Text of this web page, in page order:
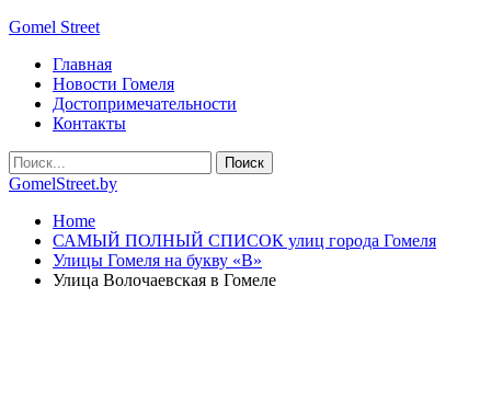
Gomel Street
Главная
Новости Гомеля
Достопримечательности
Контакты
GomelStreet.by
Home
САМЫЙ ПОЛНЫЙ СПИСОК улиц города Гомеля
Улицы Гомеля на букву «В»
Улица Волочаевская в Гомеле